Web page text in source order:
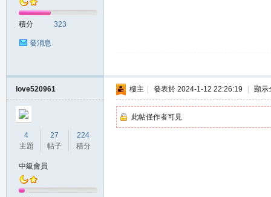
積分 323
發消息
love520961
4
主題
27
帖子
224
積分
中級會員
樓主 發表於 2024-1-12 22:26:19 顯示
此帖僅作者可見